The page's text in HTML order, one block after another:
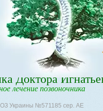
Доктора
лечение позвоночника
Украины №571185 сер. АЕ